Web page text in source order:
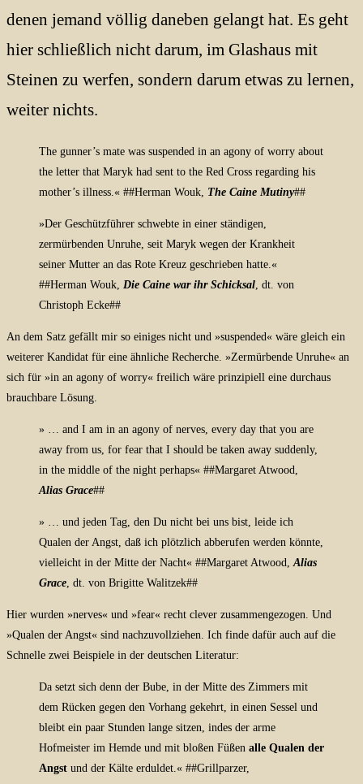
denen jemand völlig daneben gelangt hat. Es geht
hier schließlich nicht darum, im Glashaus mit
Steinen zu werfen, sondern darum etwas zu lernen,
weiter nichts.
The gunner’s mate was suspended in an agony of worry about
the letter that Maryk had sent to the Red Cross regarding his
mother’s illness.« ##Herman Wouk, The Caine Mutiny##
»Der Geschützführer schwebte in einer ständigen,
zermürbenden Unruhe, seit Maryk wegen der Krankheit
seiner Mutter an das Rote Kreuz geschrieben hatte.«
##Herman Wouk, Die Caine war ihr Schicksal , dt. von
Christoph Ecke##
An dem Satz gefällt mir so einiges nicht und »suspended« wäre gleich ein
weiterer Kandidat für eine ähnliche Recherche. »Zermürbende Unruhe« an
sich für »in an agony of worry« freilich wäre prinzipiell eine durchaus
brauchbare Lösung.
» … and I am in an agony of nerves, every day that you are
away from us, for fear that I should be taken away suddenly,
in the middle of the night perhaps« ##Margaret Atwood,
Alias Grace##
» … und jeden Tag, den Du nicht bei uns bist, leide ich
Qualen der Angst, daß ich plötzlich abberufen werden könnte,
vielleicht in der Mitte der Nacht« ##Margaret Atwood, Alias
Grace , dt. von Brigitte Walitzek##
Hier wurden »nerves« und »fear« recht clever zusammengezogen. Und
»Qualen der Angst« sind nachzuvollziehen. Ich finde dafür auch auf die
Schnelle zwei Beispiele in der deutschen Literatur:
Da setzt sich denn der Bube, in der Mitte des Zimmers mit
dem Rücken gegen den Vorhang gekehrt, in einen Sessel und
bleibt ein paar Stunden lange sitzen, indes der arme
Hofmeister im Hemde und mit bloßen Füßen alle Qualen der
Angst und der Kälte erduldet.« ##Grillparzer,